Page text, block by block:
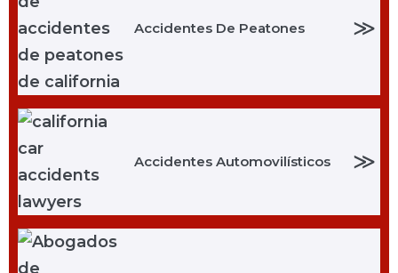
Accidentes De Peatones ≫
Accidentes Automovilísticos ≫